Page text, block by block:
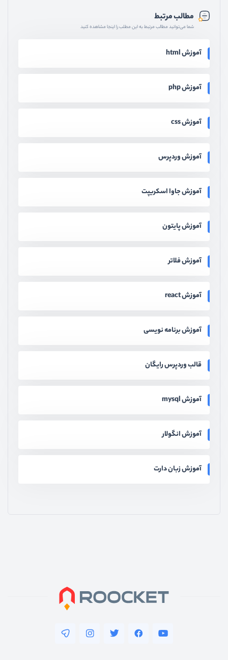
مطالب مرتبط
شما می‌توانید مطالب مرتبط به این مطلب را اینجا مشاهده کنید
آموزش html
آموزش php
آموزش css
آموزش وردپرس
آموزش جاوا اسکریپت
آموزش پایتون
آموزش فلاتر
آموزش react
آموزش برنامه نویسی
قالب وردپرس رایگان
آموزش mysql
آموزش انگولار
آموزش زبان دارت